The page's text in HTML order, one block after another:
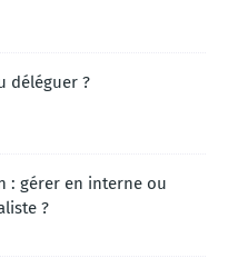
déléguer ?
: gérer en interne ou
?